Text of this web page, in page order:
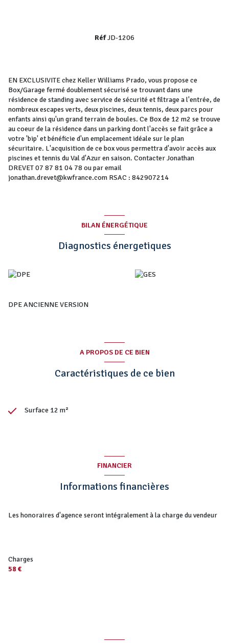
RéfJD-1206
EN EXCLUSIVITE chez Keller Williams Prado, vous propose ce
Box/Garage fermé doublement sécurisé se trouvant dans une
résidence de standing avec service de sécurité et filtrage a l'entrée, de
nombreux escapes verts, deux piscines, deux tennis, deux parcs pour
enfants ainsi qu'un grand terrain de boules. Ce Box de 12 m2 se trouve
au coeur de la résidence dans un parking dont l'accès se fait grâce a
votre 'bip' et bénéficie d'un emplacement idéale sur le plan
sécuritaire. L'acquisition de ce box vous permettra d'avoir accès aux
piscines et tennis du Val d'Azur en saison. Contacter Jonathan
DREVET 07 87 81 04 78 ou par email
jonathan.drevet@kwfrance.com RSAC : 842907214
BILAN ÉNERGÉTIQUE
Diagnostics énergetiques
DPE ANCIENNE VERSION
A PROPOS DE CE BIEN
Caractéristiques de ce bien
Surface 12 m²
FINANCIER
Informations financières
Les honoraires d'agence seront intégralement à la charge du vendeur
Charges
58 €